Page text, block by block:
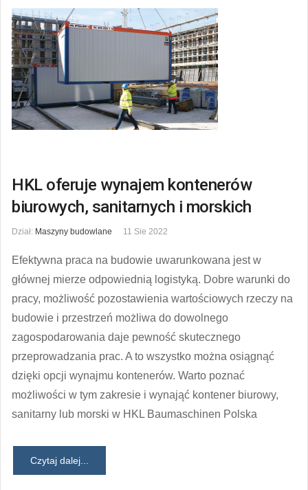
HKL oferuje wynajem kontenerów
biurowych, sanitarnych i morskich
Dział: Maszyny budowlane 11 Sie 2022
Efektywna praca na budowie uwarunkowana jest w
głównej mierze odpowiednią logistyką. Dobre warunki do
pracy, możliwość pozostawienia wartościowych rzeczy na
budowie i przestrzeń możliwa do dowolnego
zagospodarowania daje pewność skutecznego
przeprowadzania prac. A to wszystko można osiągnąć
dzięki opcji wynajmu kontenerów. Warto poznać
możliwości w tym zakresie i wynająć kontener biurowy,
sanitarny lub morski w HKL Baumaschinen Polska
Czytaj dalej...